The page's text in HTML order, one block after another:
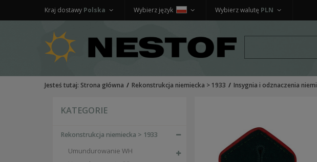
Wybierz walutę PLN
Wybierz język
Kraj dostawy Polska
Jesteś tutaj: Strona główna Rekonstrukcja niemiecka > 1933 Insygnia i odznaczenia
KATEGORIE
Rekonstrukcja niemiecka > 1933
Umundurowanie WH